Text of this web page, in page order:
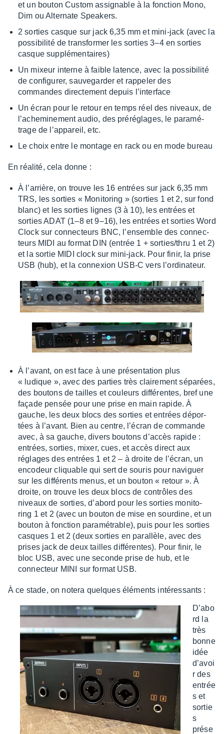
et un bouton Custom assi­­gnable à la fonc­­tion Mono,
Dim ou Alter­­nate Spea­­kers.
2 sorties casque sur jack 6,35 mm et mini-jack (avec la
possi­bi­­lité de trans­­for­­mer les sorties 3–4 en sorties
casque supplé­­men­­taires)
Un mixeur interne à faible latence, avec la possi­­bi­­lité
de confi­­gu­­rer, sauve­­gar­­der et rappe­­ler des
commandes direc­­te­­ment depuis l’in­­ter­­face
Un écran pour le retour en temps réel des niveaux, de
l’ache­­mi­­ne­­ment audio, des préré­glages, le para­mé­
trage de l’ap­pa­reil, etc.
Le choix entre le montage en rack ou en mode bureau
En réalité, cela donne :
À l’ar­rière, on trouve les 16 entrées sur jack 6,35 mm
TRS, les sorties « Moni­to­ring » (sorties 1 et 2, sur fond
blanc) et les sorties lignes (3 à 10), les entrées et
sorties ADAT (1–8 et 9–16), les entrées et sorties Word
Clock sur connec­teurs BNC, l’en­semble des connec­
teurs MIDI au format DIN (entrée 1 + sorties/thru 1 et 2)
et la sortie MIDI clock sur mini-jack. Pour finir, la prise
USB (hub), et la connexion USB-C vers l’or­di­na­teur.
À l’avant, on est face à une présen­ta­tion plus
« ludique », avec des parties très clai­re­ment sépa­rées,
des boutons de tailles et couleurs diffé­rentes, bref une
façade pensée pour une prise en main rapide. À
gauche, les deux blocs des sorties et entrées dépor­
tées à l’avant. Bien au centre, l’écran de commande
avec, à sa gauche, divers boutons d’ac­cès rapide :
entrées, sorties, mixer, cues, et accès direct aux
réglages des entrées 1 et 2 – à droite de l’écran, un
enco­deur cliquable qui sert de souris pour navi­guer
sur les diffé­rents menus, et un bouton « retour ». À
droite, on trouve les deux blocs de contrôles des
niveaux de sorties, d’abord pour les sorties moni­to­
ring 1 et 2 (avec un bouton de mise en sour­dine, et un
bouton à fonc­tion para­mé­trable), puis pour les sorties
casques 1 et 2 (deux sorties en paral­lèle, avec des
prises jack de deux tailles diffé­rentes). Pour finir, le
bloc USB, avec une seconde prise de hub, et le
connec­teur MINI sur format USB.
À ce stade, on notera quelques éléments inté­res­sants :
D’abo
rd la
très
bonne
idée
d’avoi
r des
entrée
s et
sortie
s
prése